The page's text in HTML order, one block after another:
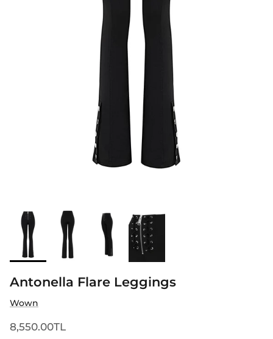
Antonella Flare Leggings
Wown
8,550.00TL